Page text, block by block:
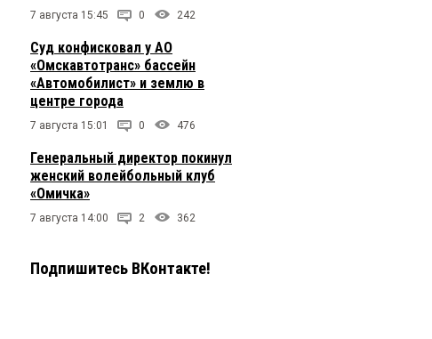
7 августа 15:45 0 242
Суд конфисковал у АО
«Омскавтотранс» бассейн
«Автомобилист» и землю в
центре города
7 августа 15:01 0 476
Генеральный директор покинул
женский волейбольный клуб
«Омичка»
7 августа 14:00 2 362
Подпишитесь ВКонтакте!